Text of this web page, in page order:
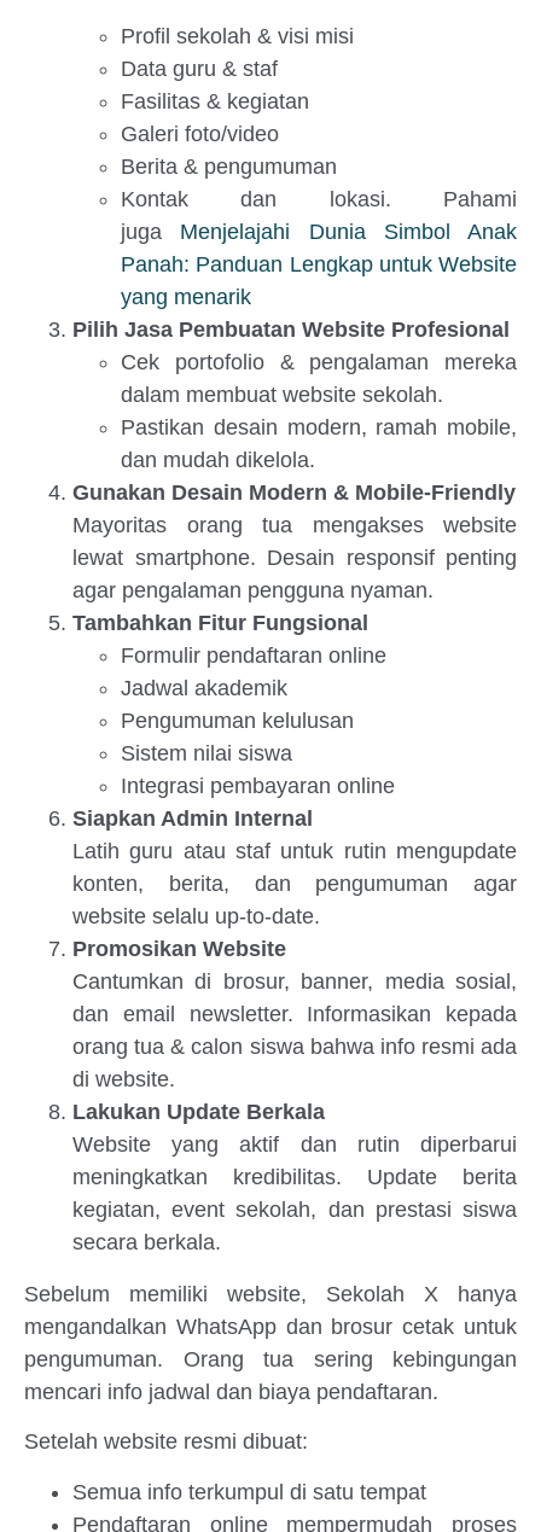
Profil sekolah & visi misi
Data guru & staf
Fasilitas & kegiatan
Galeri foto/video
Berita & pengumuman
Kontak dan lokasi. Pahami
juga Menjelajahi Dunia Simbol Anak
Panah: Panduan Lengkap untuk Website
yang menarik
Pilih Jasa Pembuatan Website Profesional
Cek portofolio & pengalaman mereka
dalam membuat website sekolah.
Pastikan desain modern, ramah mobile,
dan mudah dikelola.
Gunakan Desain Modern & Mobile-Friendly
Mayoritas orang tua mengakses website
lewat smartphone. Desain responsif penting
agar pengalaman pengguna nyaman.
Tambahkan Fitur Fungsional
Formulir pendaftaran online
Jadwal akademik
Pengumuman kelulusan
Sistem nilai siswa
Integrasi pembayaran online
Siapkan Admin Internal
Latih guru atau staf untuk rutin mengupdate
konten, berita, dan pengumuman agar
website selalu up-to-date.
Promosikan Website
Cantumkan di brosur, banner, media sosial,
dan email newsletter. Informasikan kepada
orang tua & calon siswa bahwa info resmi ada
di website.
Lakukan Update Berkala
Website yang aktif dan rutin diperbarui
meningkatkan kredibilitas. Update berita
kegiatan, event sekolah, dan prestasi siswa
secara berkala.
Sebelum memiliki website, Sekolah X hanya
mengandalkan WhatsApp dan brosur cetak untuk
pengumuman. Orang tua sering kebingungan
mencari info jadwal dan biaya pendaftaran.
Setelah website resmi dibuat:
Semua info terkumpul di satu tempat
Pendaftaran online mempermudah proses